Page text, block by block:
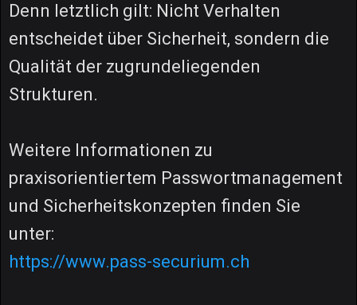
Denn letztlich gilt: Nicht Verhalten
entscheidet über Sicherheit, sondern die
Qualität der zugrundeliegenden
Strukturen.
Weitere Informationen zu
praxisorientiertem Passwortmanagement
und Sicherheitskonzepten finden Sie
unter:
https://www.pass-securium.ch